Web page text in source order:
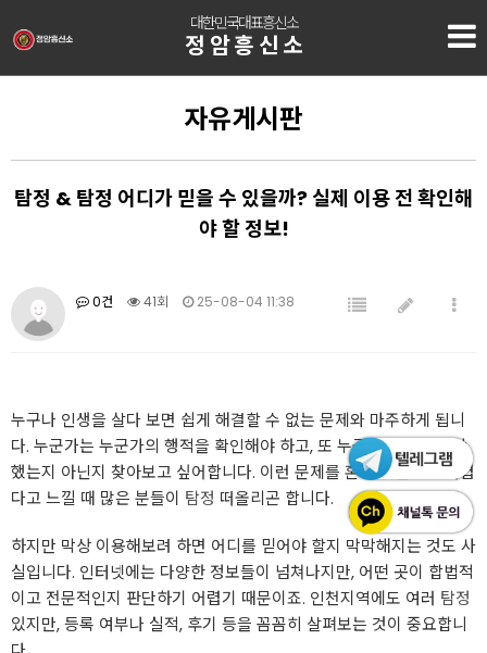
대한민국대표흥신소
정암흥신소
자유게시판
탐정 & 탐정 어디가 믿을 수 있을까? 실제 이용 전 확인해
야 할 정보!
0건 41회 25-08-04 11:38
누구나 인생을 살다 보면 쉽게 해결할 수 없는 문제와 마주하게 됩니
다. 누군가는 누군가의 행적을 확인해야 하고, 또 누군가는 사기를 당
했는지 아닌지 찾아보고 싶어합니다. 이런 문제를 혼자 해결하기 어렵
다고 느낄 때 많은 분들이 탐정 떠올리곤 합니다.
하지만 막상 이용해보려 하면 어디를 믿어야 할지 막막해지는 것도 사
실입니다. 인터넷에는 다양한 정보들이 넘쳐나지만, 어떤 곳이 합법적
이고 전문적인지 판단하기 어렵기 때문이죠. 인천지역에도 여러 탐정
있지만, 등록 여부나 실적, 후기 등을 꼼꼼히 살펴보는 것이 중요합니